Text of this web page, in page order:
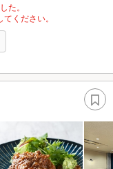
た。
ください。